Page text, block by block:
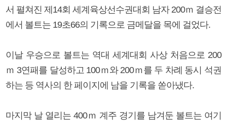
서 펼쳐진 제14회 세계육상선수권대회 남자 200ｍ 결승전
에서 볼트는 19초66의 기록으로 금메달을 목에 걸었다.
이날 우승으로 볼트는 역대 세계대회 사상 처음으로 200
ｍ 3연패를 달성하고 100ｍ와 200ｍ를 두 차례 동시 석권
하는 등 역사의 한 페이지에 남을 기록을 쏟아냈다.
마지막 날 열리는 400ｍ 계주 경기를 남겨둔 볼트는 여기